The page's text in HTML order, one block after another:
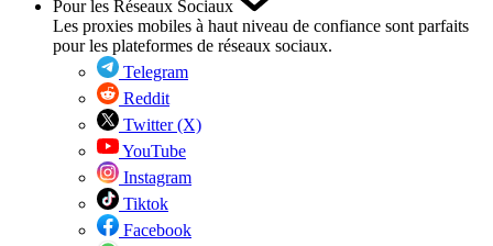
Pour les Réseaux Sociaux
Les proxies mobiles à haut niveau de confiance sont parfaits
pour les plateformes de réseaux sociaux.
Telegram
Reddit
Twitter (X)
YouTube
Instagram
Tiktok
Facebook